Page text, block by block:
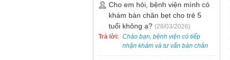
Cho em hỏi, bệnh viện mình có
khám bàn chân bẹt cho trẻ 5
tuổi không ạ? (28/03/2026)
Trả lời: Chào bạn, bệnh viện có tiếp
nhận khám và tư vấn bàn chân
bẹt cho trẻ em, bao gồm cả trẻ 5